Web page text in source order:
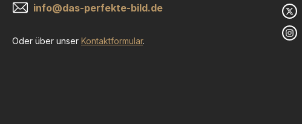
info@das-perfekte-bild.de
Oder über unser Kontaktformular.